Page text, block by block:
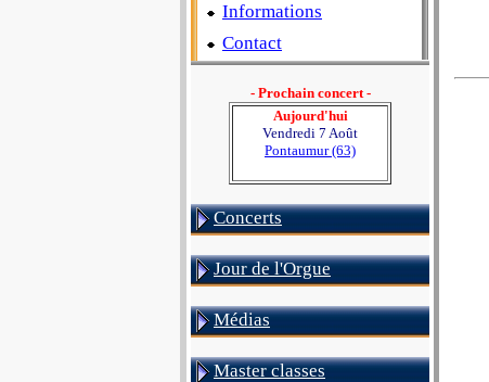
Informations
Contact
- Prochain concert -
Aujourd'hui
Vendredi 7 Août
Pontaumur (63)
Concerts
Jour de l'Orgue
Médias
Master classes